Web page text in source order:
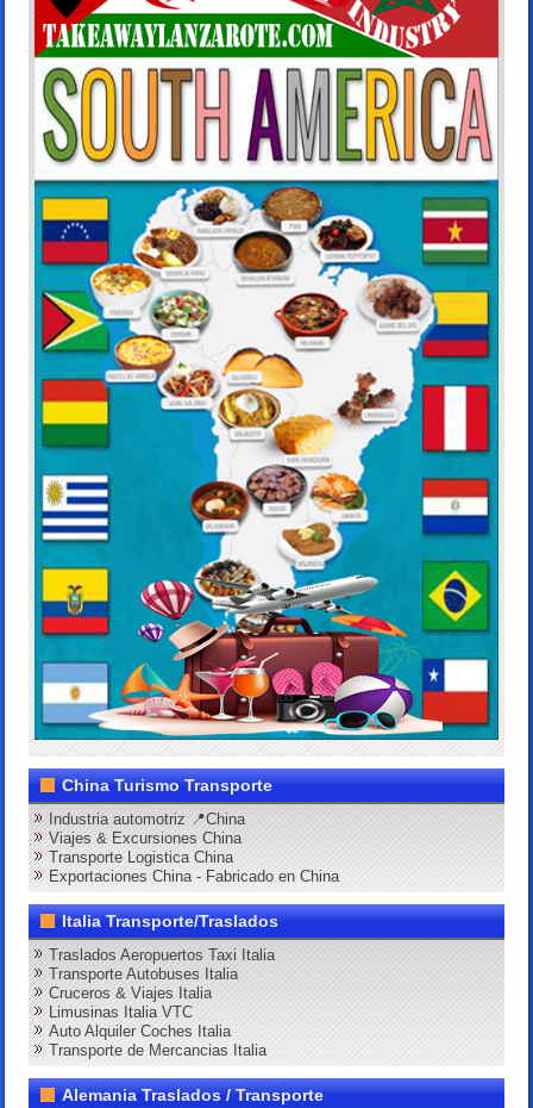
China Turismo Transporte
Industria automotriz 📍China
Viajes & Excursiones China
Transporte Logistica China
Exportaciones China - Fabricado en China
Italia Transporte/Traslados
Traslados Aeropuertos Taxi Italia
Transporte Autobuses Italia
Cruceros & Viajes Italia
Limusinas Italia VTC
Auto Alquiler Coches Italia
Transporte de Mercancias Italia
Alemania Traslados / Transporte